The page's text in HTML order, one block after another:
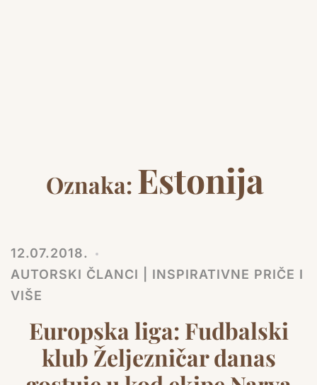
Oznaka: Estonija
12.07.2018.
AUTORSKI ČLANCI | INSPIRATIVNE PRIČE I
VIŠE
Europska liga: Fudbalski
klub Željezničar danas